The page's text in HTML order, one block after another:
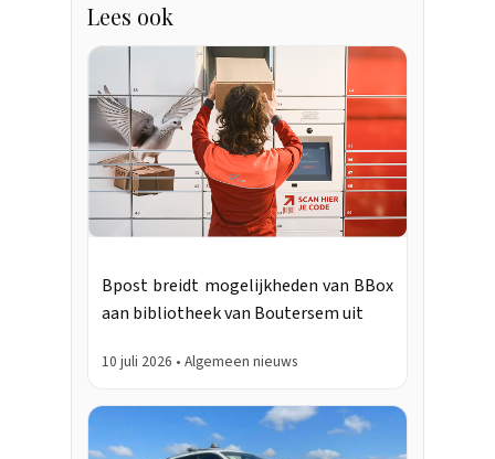
Lees ook
Bpost breidt mogelijkheden van BBox
aan bibliotheek van Boutersem uit
10 juli 2026 • Algemeen nieuws